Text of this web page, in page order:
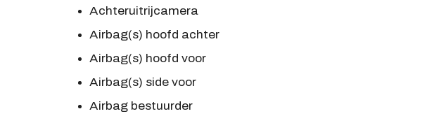
Achteruitrijcamera
Airbag(s) hoofd achter
Airbag(s) hoofd voor
Airbag(s) side voor
Airbag bestuurder